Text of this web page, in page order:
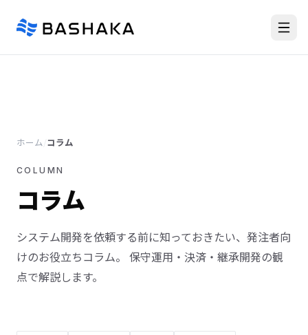
ホーム コラム
COLUMN
コラム
システム開発を依頼する前に知っておきたい、発注者向
けのお役立ちコラム。 保守運用・決済・継承開発の観
点で解説します。